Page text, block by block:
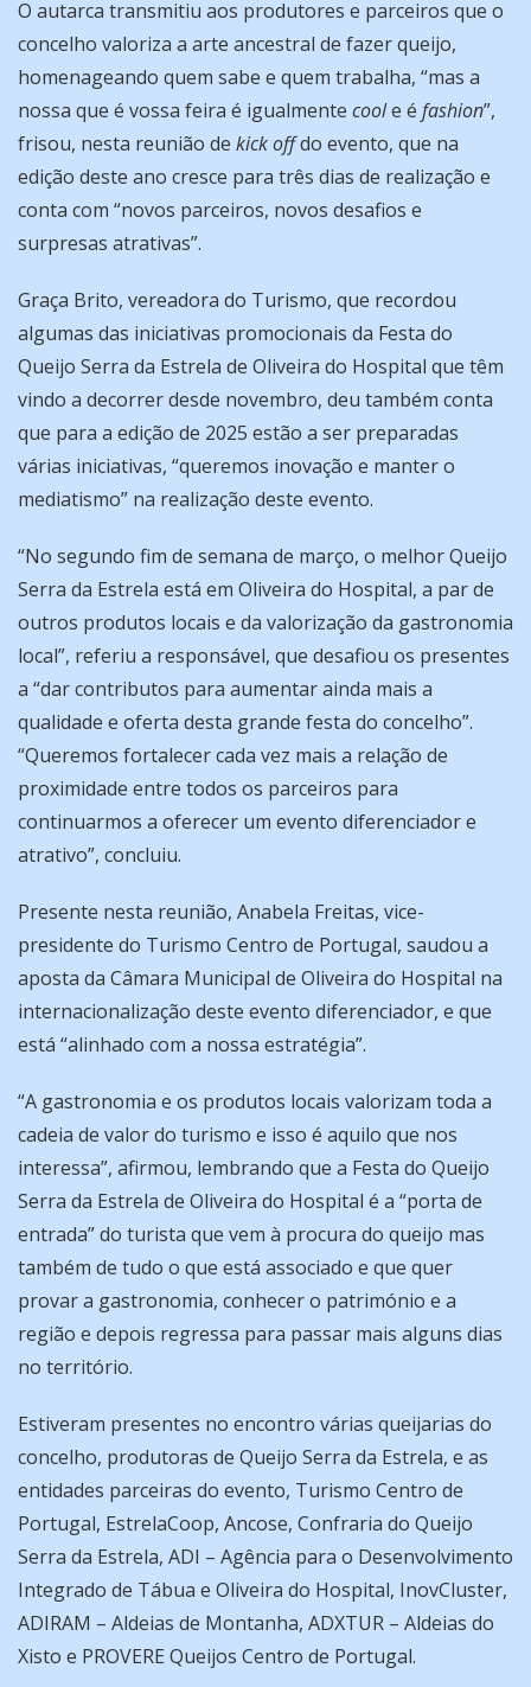
O autarca transmitiu aos produtores e parceiros que o
concelho valoriza a arte ancestral de fazer queijo,
homenageando quem sabe e quem trabalha, “mas a
nossa que é vossa feira é igualmente coole é fashion”,
frisou, nesta reunião de kick offdo evento, que na
edição deste ano cresce para três dias de realização e
conta com “novos parceiros, novos desafios e
surpresas atrativas”.
Graça Brito, vereadora do Turismo, que recordou
algumas das iniciativas promocionais da Festa do
Queijo Serra da Estrela de Oliveira do Hospital que têm
vindo a decorrer desde novembro, deu também conta
que para a edição de 2025 estão a ser preparadas
várias iniciativas, “queremos inovação e manter o
mediatismo” na realização deste evento.
“No segundo fim de semana de março, o melhor Queijo
Serra da Estrela está em Oliveira do Hospital, a par de
outros produtos locais e da valorização da gastronomia
local”, referiu a responsável, que desafiou os presentes
a “dar contributos para aumentar ainda mais a
qualidade e oferta desta grande festa do concelho”.
“Queremos fortalecer cada vez mais a relação de
proximidade entre todos os parceiros para
continuarmos a oferecer um evento diferenciador e
atrativo”, concluiu.
Presente nesta reunião, Anabela Freitas, vice-
presidente do Turismo Centro de Portugal, saudou a
aposta da Câmara Municipal de Oliveira do Hospital na
internacionalização deste evento diferenciador, e que
está “alinhado com a nossa estratégia”.
“A gastronomia e os produtos locais valorizam toda a
cadeia de valor do turismo e isso é aquilo que nos
interessa”, afirmou, lembrando que a Festa do Queijo
Serra da Estrela de Oliveira do Hospital é a “porta de
entrada” do turista que vem à procura do queijo mas
também de tudo o que está associado e que quer
provar a gastronomia, conhecer o património e a
região e depois regressa para passar mais alguns dias
no território.
Estiveram presentes no encontro várias queijarias do
concelho, produtoras de Queijo Serra da Estrela, e as
entidades parceiras do evento, Turismo Centro de
Portugal, EstrelaCoop, Ancose, Confraria do Queijo
Serra da Estrela, ADI – Agência para o Desenvolvimento
Integrado de Tábua e Oliveira do Hospital, InovCluster,
ADIRAM – Aldeias de Montanha, ADXTUR – Aldeias do
Xisto e PROVERE Queijos Centro de Portugal.